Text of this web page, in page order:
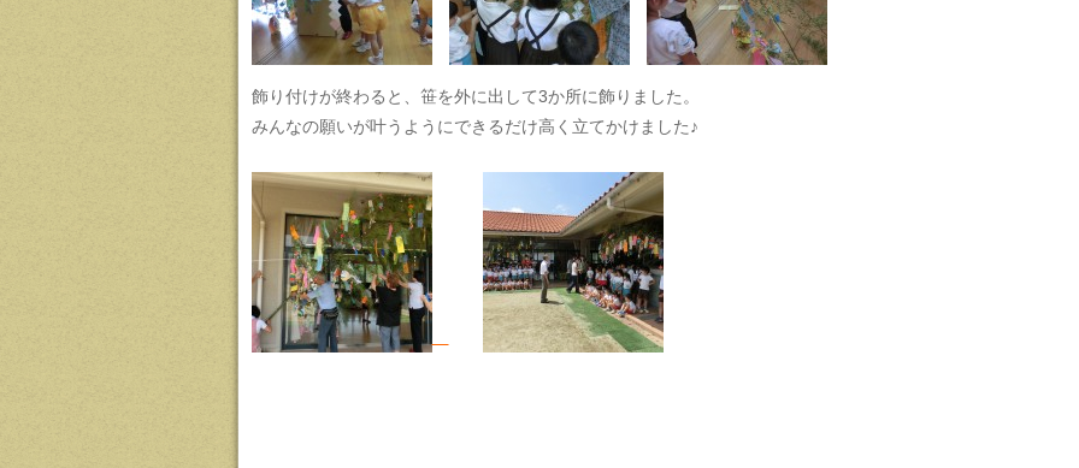
飾り付けが終わると、笹を外に出して3か所に飾りました。
みんなの願いが叶うようにできるだけ高く立てかけました♪